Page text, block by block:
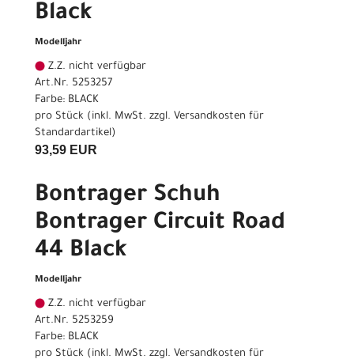
Black
Modelljahr
Z.Z. nicht verfügbar
Art.Nr. 5253257
Farbe: BLACK
pro Stück (inkl. MwSt. zzgl. Versandkosten für
Standardartikel)
93,59 EUR
Bontrager Schuh
Bontrager Circuit Road
44 Black
Modelljahr
Z.Z. nicht verfügbar
Art.Nr. 5253259
Farbe: BLACK
pro Stück (inkl. MwSt. zzgl. Versandkosten für